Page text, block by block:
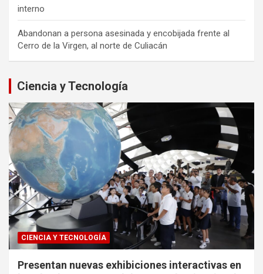
interno
Abandonan a persona asesinada y encobijada frente al
Cerro de la Virgen, al norte de Culiacán
Ciencia y Tecnología
CIENCIA Y TECNOLOGÍA
Presentan nuevas exhibiciones interactivas en